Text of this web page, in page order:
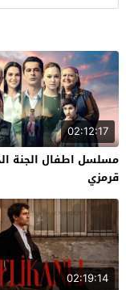
02:12:17
قرمزي
02:19:14